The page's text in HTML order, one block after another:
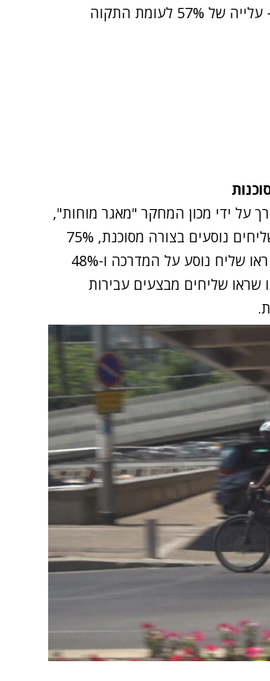
בתאונות הדרכים. מתחילת שנת 2021 נהרגו 47 רוכבים – עלייה של 57% לעומת התקוה
ירוק שנערך על ידי מכון המחקר "מאגר מוחות",
עולה תמונה מדאיגה: 59% מציבור הנוהגים טוענים שהשליחים נוסעים בצורה מסוכנת, 75%
מהם טוענים שראו שליח משתמש בסלולרי בנהיגה, 76% ראו שליח נוסע על המדרכה ו-48%
אדום. 81% מהנהגים טענו שראו שליחים מבצעים עבירות